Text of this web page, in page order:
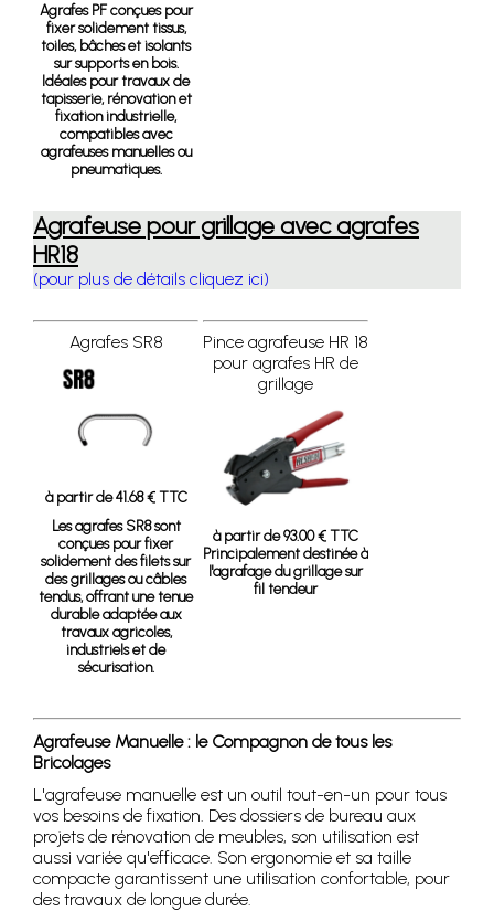
Agrafes PFconçues pour
fixer solidement tissus,
toiles, bâches et isolants
sur supports en bois.
Idéales pour travaux de
tapisserie, rénovation et
fixation industrielle,
compatibles avec
agrafeuses manuelles ou
pneumatiques.
Agrafeuse pour grillage avec agrafes
HR18
(pour plus de détails cliquez ici)
Agrafes SR8
à partir de 41.68 € TTC
Les agrafes SR8 sont
conçues pour fixer
solidement des filets sur
des grillages ou câbles
tendus, offrant une tenue
durable adaptée aux
travaux agricoles,
industriels et de
sécurisation.
Pince agrafeuse HR 18
pour agrafes HR de
grillage
à partir de 93.00 € TTC
Principalement destinée à
l'agrafage du grillage sur
fil tendeur
Agrafeuse Manuelle : le Compagnon de tous les
Bricolages
L'agrafeuse manuelle est un outil tout-en-un pour tous
vos besoins de fixation. Des dossiers de bureau aux
projets de rénovation de meubles, son utilisation est
aussi variée qu'efficace. Son ergonomie et sa taille
compacte garantissent une utilisation confortable, pour
des travaux de longue durée.